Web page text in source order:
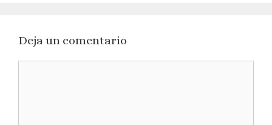
Deja un comentario